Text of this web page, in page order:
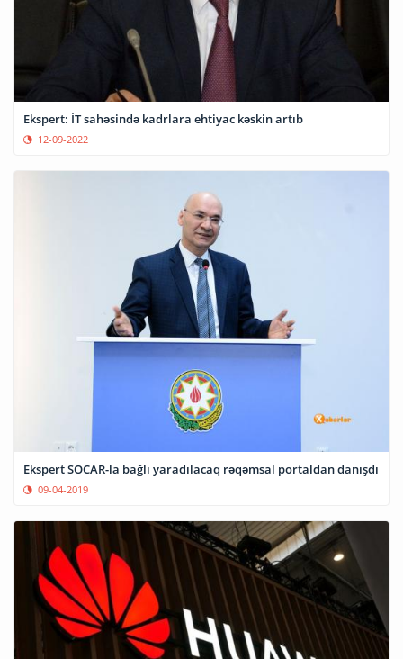
Ekspert: İT sahəsində kadrlara ehtiyac kəskin artıb
12-09-2022
Ekspert SOCAR-la bağlı yaradılacaq rəqəmsal portaldan danışdı
09-04-2019